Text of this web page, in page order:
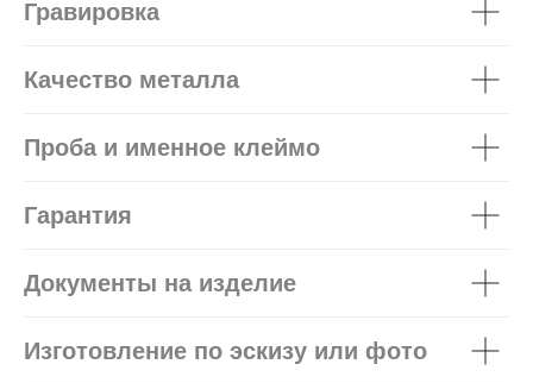
Гравировка
Качество металла
Проба и именное клеймо
Гарантия
Документы на изделие
Изготовление по эскизу или фото